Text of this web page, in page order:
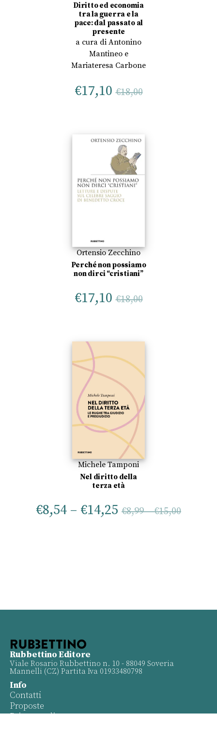
Diritto ed economia
tra la guerra e la
pace: dal passato al
presente
a cura di Antonino
Mantineoe
Mariateresa Carbone
€17,10 €18,00
Ortensio Zecchino
Perché non possiamo
non dirci “cristiani”
€17,10 €18,00
Michele Tamponi
Nel diritto della
terza età
€8,54 – €14,25 €8,99–€15,00
Rubbettino Editore
Viale Rosario Rubbettino n. 10 - 88049 Soveria
Mannelli (CZ) Partita Iva 01933480798
Info
Contatti
Proposte
Privacy policy